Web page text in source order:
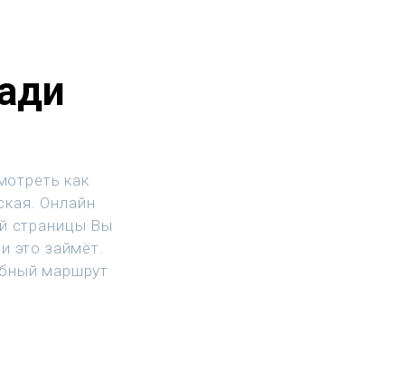
как
Онлайн
страницы Вы
это займёт.
маршрут